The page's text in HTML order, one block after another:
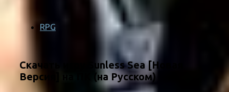
RPG
Скачать игру Sunless Sea [Новая
Версия] на ПК (на Русском)